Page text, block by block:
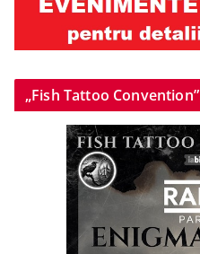
„Fish Tattoo Convention”